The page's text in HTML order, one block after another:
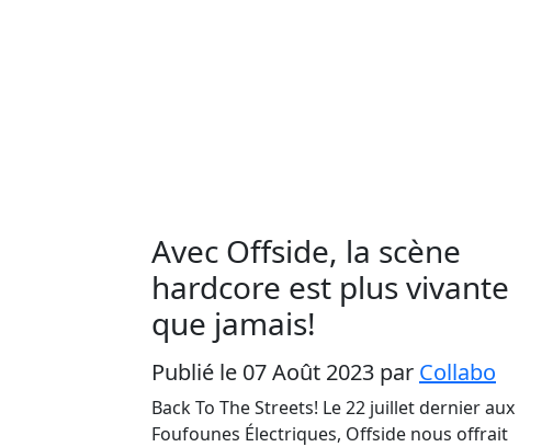
Avec Offside, la scène
hardcore est plus vivante
que jamais!
Publié le 07 Août 2023 par Collabo
Back To The Streets! Le 22 juillet dernier aux
Foufounes Électriques, Offside nous offrait